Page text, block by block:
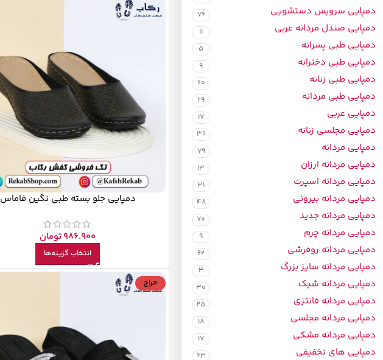
دمپایی سرویس دستشویی 76
دمپایی صندل مردانه عربی 11
دمپایی طبی پسرانه 5
دمپایی طبی دخترانه 9
دمپایی طبی زنانه 60
دمپایی طبی مردانه 29
دمپایی عربی 17
دمپایی مجلسی زنانه 36
دمپایی مردانه 79
دمپایی مردانه ارزان 13
دمپایی مردانه اسپرت 31
دمپایی مردانه بیرونی 48
دمپایی مردانه جدید 70
دمپایی مردانه چرم 9
دمپایی مردانه روفرشی 62
دمپایی مردانه سایز بزرگ 3
دمپایی مردانه شیک 30
دمپایی مردانه فانتزی 25
دمپایی مردانه مجلسی 18
دمپایی مردانه مشکی 17
دمپایی های تخفیفی 63
دمپایی جلو بسته طبی نگین فاماس
986.900تومان
انتخاب گزینه‌ها
حراج